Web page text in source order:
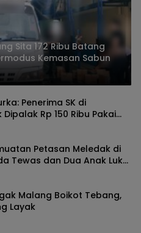
Sita 172 Ribu Batang
Kemasan Sabun
Penerima SK di
Rp 150 Ribu Pakai
KPK Turut Pantau
Petasan Meledak di
Tewas dan Dua Anak Luka
Malang Boikot Tebang,
Layak